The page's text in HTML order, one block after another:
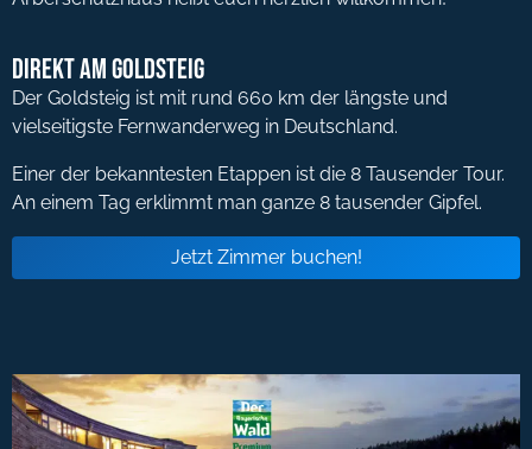
Direkt am Goldsteig
Der Goldsteig ist mit rund 660 km der längste und
vielseitigste Fernwanderweg in Deutschland.
Einer der bekanntesten Etappen ist die 8 Tausender Tour.
An einem Tag erklimmt man ganze 8 tausender Gipfel.
Jetzt Zimmer buchen!